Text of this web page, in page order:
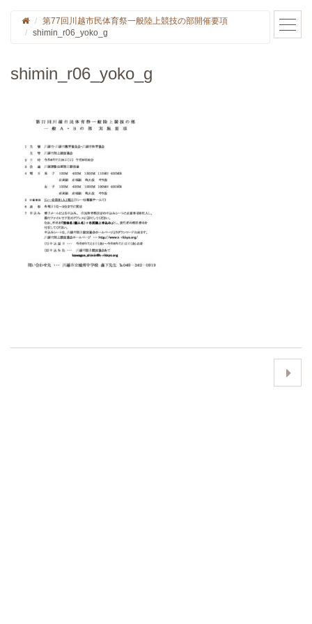
第77回川越市民体育祭一般陸上競技の部開催要項
shimin_r06_yoko_g
shimin_r06_yoko_g